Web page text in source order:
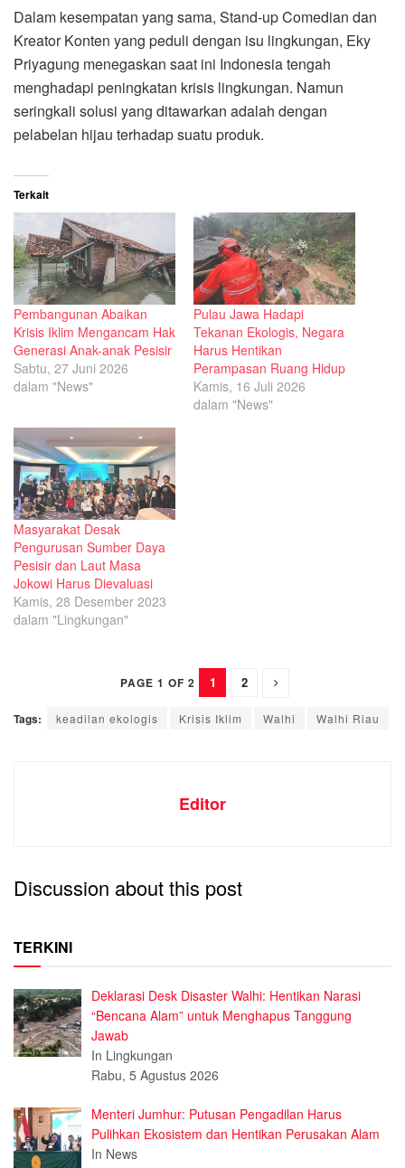
Dalam kesempatan yang sama, Stand-up Comedian dan
Kreator Konten yang peduli dengan isu lingkungan, Eky
Priyagung menegaskan saat ini Indonesia tengah
menghadapi peningkatan krisis lingkungan. Namun
seringkali solusi yang ditawarkan adalah dengan
pelabelan hijau terhadap suatu produk.
Terkait
Pembangunan Abaikan
Krisis Iklim Mengancam Hak
Generasi Anak-anak Pesisir
Sabtu, 27 Juni 2026
dalam "News"
Pulau Jawa Hadapi
Tekanan Ekologis, Negara
Harus Hentikan
Perampasan Ruang Hidup
Kamis, 16 Juli 2026
dalam "News"
Masyarakat Desak
Pengurusan Sumber Daya
Pesisir dan Laut Masa
Jokowi Harus Dievaluasi
Kamis, 28 Desember 2023
dalam "Lingkungan"
PAGE 1 OF 2 1 2
Tags: keadilan ekologis Krisis Iklim Walhi Walhi Riau
Editor
Discussion about this post
TERKINI
Deklarasi Desk Disaster Walhi: Hentikan Narasi
“Bencana Alam” untuk Menghapus Tanggung
Jawab
In Lingkungan
Rabu, 5 Agustus 2026
Menteri Jumhur: Putusan Pengadilan Harus
Pulihkan Ekosistem dan Hentikan Perusakan Alam
In News